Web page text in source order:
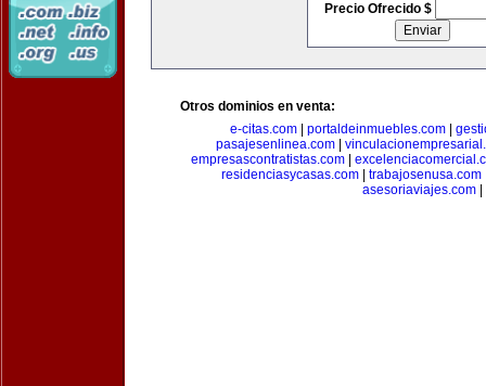
Precio Ofrecido $
Otros dominios en venta:
e-citas.com
portaldeinmuebles.com
pasajesenlinea.com
empresascontratistas.com
residenciasycasas.com| trabajosenusa.com
asesoriaviajes.com|